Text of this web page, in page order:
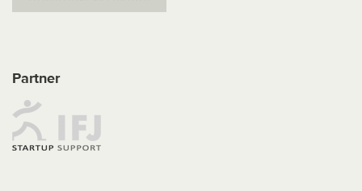
Partner